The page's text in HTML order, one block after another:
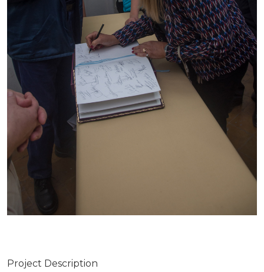
Project Description